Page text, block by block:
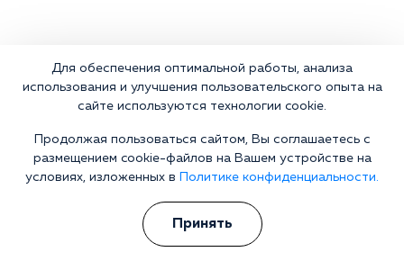
Что делать сейчас?
Консультанты программы сами в прошлом преодолели
зависимость и знают изнутри все стороны болезни.
Свяжитесь с нами и получите профессиональную
Для обеспечения оптимальной работы, анализа
использования и улучшения пользовательского опыта на
сайте используются технологии cookie.
Продолжая пользоваться сайтом, Вы соглашаетесь с
размещением cookie-файлов на Вашем устройстве на
условиях, изложенных в
Политике конфиденциальности.
Принять